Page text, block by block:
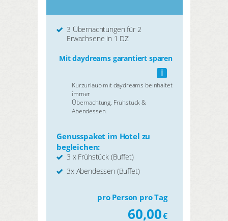
3 Übernachtungen für 2
Erwachsene in 1 DZ
Mit daydreams garantiert sparen
i
Kurzurlaub mit daydreams beinhaltet
immer
Übernachtung, Frühstück &
Abendessen.
Genusspaket im Hotel zu
begleichen:
3 x Frühstück (Buffet)
3x Abendessen (Buffet)
pro Person pro Tag
60,00€